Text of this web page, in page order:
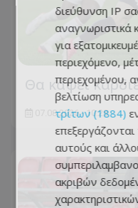
Θα κάψει
07.08.2026 - 10:28
διεύθυνση IP
αναγνωριστικά
για
περιεχόμενο,
περιεχομένου,
βελτίωση
τρίτων (1884)
αυτούς και
ακριβών